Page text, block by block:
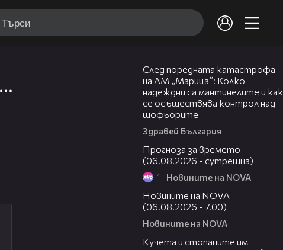
След поредната катастрофа
на АМ „Марица”: Колко
надеждни са мантинелите и как
се осъществява контрол над
шофьорите
Здравей България
Прогноза за времето
(06.08.2026 - сутрешна)
1 Новините на NOVA
Новините на NOVA
(06.08.2026 - 7.00)
Новините на NOVA
Кучета и стопаните им